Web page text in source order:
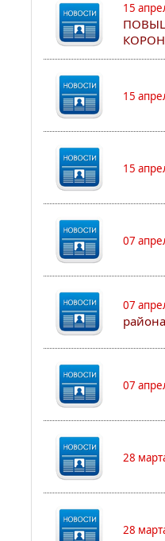
15
15
15
07
07
07
28
28